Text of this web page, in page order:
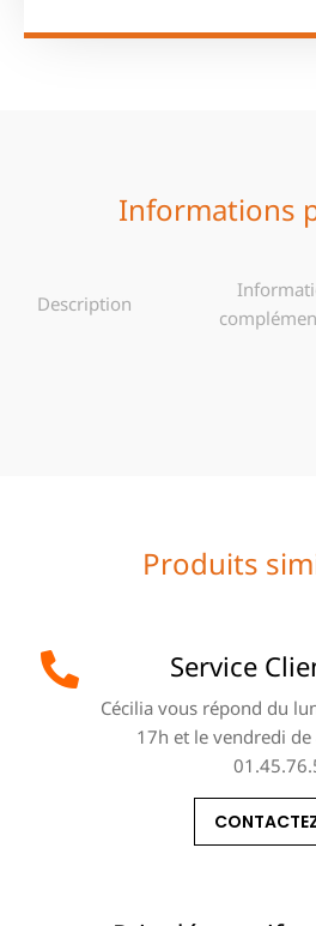
Informations
Description
Produits
Service
Cécilia vous répond du
17h et le vendredi